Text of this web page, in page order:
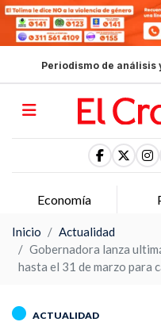
Periodismo de análisis
Economía
Inicio
Actualidad
Gobernadora lanza
hasta el 31 de marzo para
ACTUALIDAD